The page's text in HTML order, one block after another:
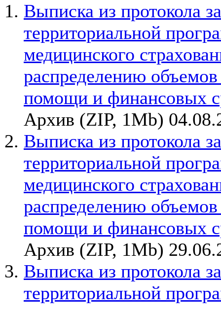
Выписка из протокола
территориальной
медицинского
распределению
помощи и финансовых
Архив (ZIP, 1Mb)
Выписка из протокола
территориальной
медицинского
распределению
помощи и финансовых
Архив (ZIP, 1Mb)
Выписка из протокола
территориальной